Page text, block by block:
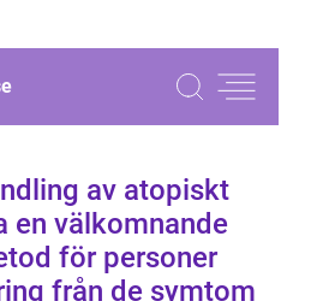
av atopiskt
en välkomnande
för personer
från de symtom